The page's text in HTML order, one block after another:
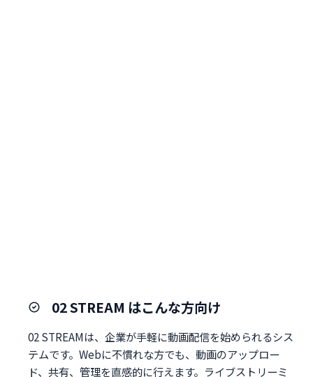
02 STREAM はこんな方向け
02 STREAMは、企業が手軽に動画配信を始められるシス
テムです。Webに不慣れな方でも、動画のアップロー
ド、共有、管理を直感的に行えます。ライブストリーミ